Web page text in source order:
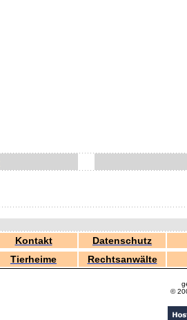
Kontakt
Datenschutz
Tierheime Rechtsanwälte
©